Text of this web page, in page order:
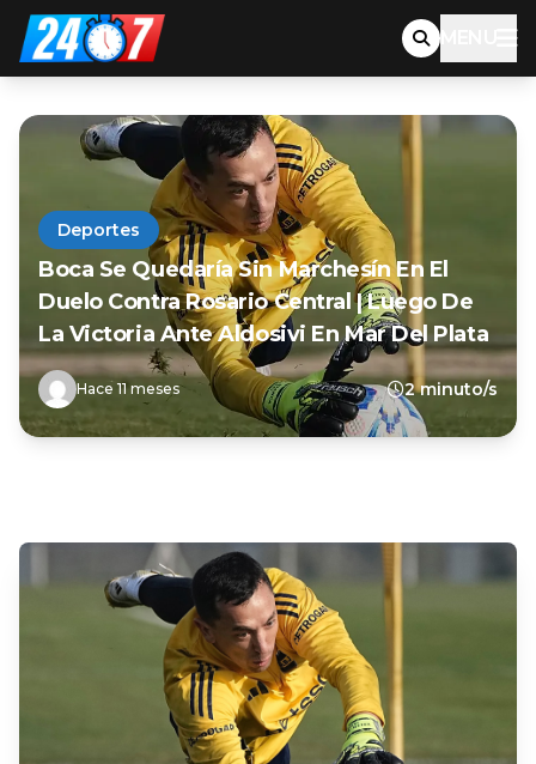
MENU
Deportes
Boca Se Quedaría Sin Marchesín En El
Duelo Contra Rosario Central | Luego De
La Victoria Ante Aldosivi En Mar Del Plata
Hace 11 meses 2 minuto/s